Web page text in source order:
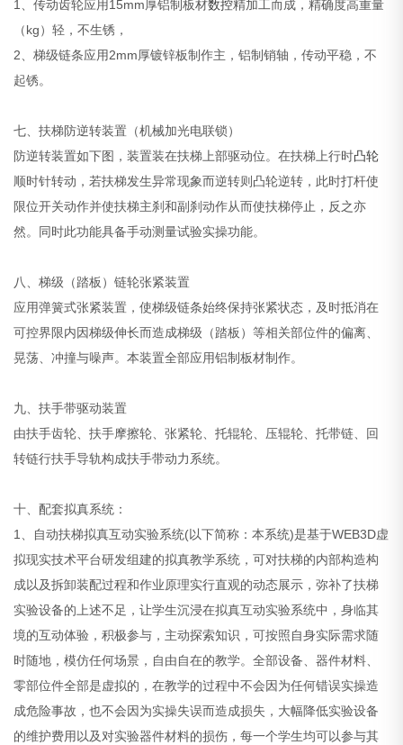
1、传动齿轮应用15mm厚铝制板材数控精加工而成，精确度高重量
（kg）轻，不生锈，
2、梯级链条应用2mm厚镀锌板制作主，铝制销轴，传动平稳，不
起锈。
七、扶梯防逆转装置（机械加光电联锁）
防逆转装置如下图，装置装在扶梯上部驱动位。在扶梯上行时凸轮
顺时针转动，若扶梯发生异常现象而逆转则凸轮逆转，此时打杆使
限位开关动作并使扶梯主刹和副刹动作从而使扶梯停止，反之亦
然。同时此功能具备手动测量试验实操功能。
八、梯级（踏板）链轮张紧装置
应用弹簧式张紧装置，使梯级链条始终保持张紧状态，及时抵消在
可控界限内因梯级伸长而造成梯级（踏板）等相关部位件的偏离、
晃荡、冲撞与噪声。本装置全部应用铝制板材制作。
九、扶手带驱动装置
由扶手齿轮、扶手摩擦轮、张紧轮、托辊轮、压辊轮、托带链、回
转链行扶手导轨构成扶手带动力系统。
十、配套拟真系统：
1、自动扶梯拟真互动实验系统(以下简称：本系统)是基于WEB3D虚
拟现实技术平台研发组建的拟真教学系统，可对扶梯的内部构造构
成以及拆卸装配过程和作业原理实行直观的动态展示，弥补了扶梯
实验设备的上述不足，让学生沉浸在拟真互动实验系统中，身临其
境的互动体验，积极参与，主动探索知识，可按照自身实际需求随
时随地，模仿任何场景，自由自在的教学。全部设备、器件材料、
零部位件全部是虚拟的，在教学的过程中不会因为任何错误实操造
成危险事故，也不会因为实操失误而造成损失，大幅降低实验设备
的维护费用以及对实验器件材料的损伤，每一个学生均可以参与其